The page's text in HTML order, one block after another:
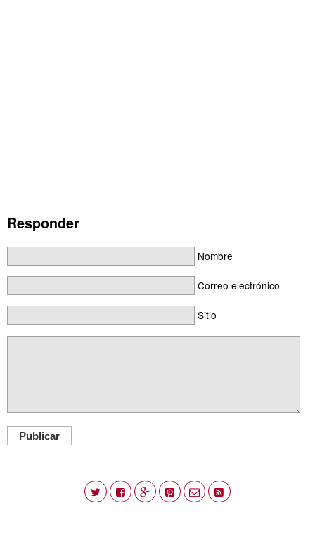
Responder
Nombre
Correo electrónico
Sitio
Publicar